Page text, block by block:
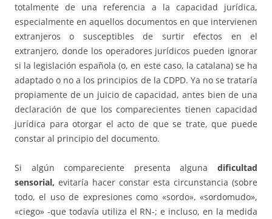
totalmente de una referencia a la capacidad jurídica,
especialmente en aquellos documentos en que intervienen
extranjeros o susceptibles de surtir efectos en el
extranjero, donde los operadores jurídicos pueden ignorar
si la legislación española (o, en este caso, la catalana) se ha
adaptado o no a los principios de la CDPD. Ya no se trataría
propiamente de un juicio de capacidad, antes bien de una
declaración de que los comparecientes tienen capacidad
jurídica para otorgar el acto de que se trate, que puede
constar al principio del documento.
Si algún compareciente presenta alguna dificultad
sensorial, evitaría hacer constar esta circunstancia (sobre
todo, el uso de expresiones como «sordo», «sordomudo»,
«ciego» -que todavía utiliza el RN-; e incluso, en la medida